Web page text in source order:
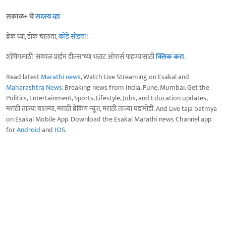
सकाळ+ चेसदस्य व्हा
ब्रेक घ्या, डोकं चालवा,कोडे सोडवा!
शॉपिंगसाठी 'सकाळ प्राईम डील्स'च्या भन्नाट ऑफर्स पाहण्यासाठीक्लिक करा.
Read latestMarathi news, Watch Live Streaming on Esakal and
Maharashtra News. Breaking news from India, Pune, Mumbai. Get the
Politics, Entertainment, Sports, Lifestyle, Jobs, and Education updates,
मराठी ताज्या बातम्या, मराठी ब्रेकिंग न्यूज, मराठी ताज्या घडामोडी. And Live taja batmya
on Esakal Mobile App. Download the Esakal Marathi news Channel app
forAndroidand IOS.